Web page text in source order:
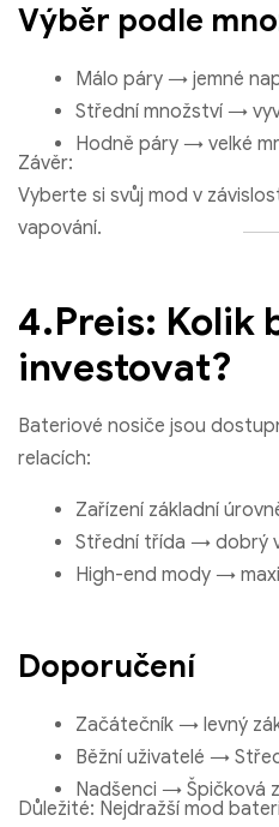
Výběr podle
Málo páry → jemné
Střední množství →
Hodně páry → velké
Závěr:
Vyberte si svůj mod v
vapování.
4.Preis: Kolik
investovat?
Bateriové nosiče jsou
relacích:
Zařízení základní
Střední třída → dobrý
High-end mody →
Doporučení
Začátečník → levný
Běžní uživatelé →
Nadšenci → Špičková
Důležité: Nejdražší mod